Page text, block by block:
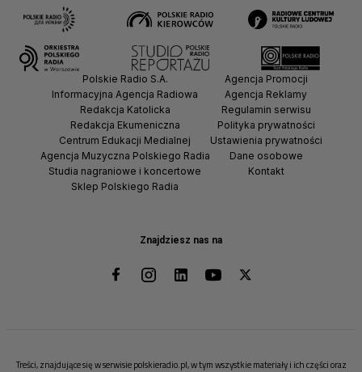
Znajdziesz nas na
Polskie Radio S.A.
Informacyjna Agencja Radiowa
Redakcja Katolicka
Redakcja Ekumeniczna
Centrum Edukacji Medialnej
Agencja Muzyczna Polskiego Radia
Studia nagraniowe i koncertowe
Sklep Polskiego Radia
Agencja Promocji
Agencja Reklamy
Regulamin serwisu
Polityka prywatności
Ustawienia prywatności
Dane osobowe
Kontakt
Treści, znajdujące się w serwisie polskieradio.pl, w tym wszystkie materiały i ich części oraz